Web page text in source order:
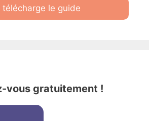
télécharge le guide
vous gratuitement !